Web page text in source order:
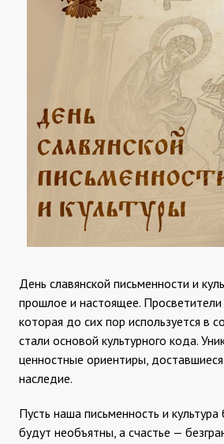
День славянской письменности и
прошлое и настоящее.
которая до сих пор используется в
стали основой культурного кода.
ценностные ориентиры,
наследие.
Пусть наша письменность и
будут необъятны, а счастье —